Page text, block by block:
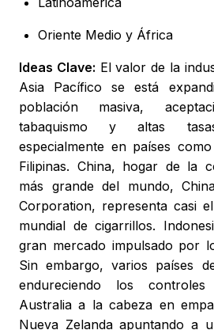
Oriente Medio y África
Ideas Clave: El valor de la
Asia Pacífico se está
población masiva,
tabaquismo y altas
especialmente en países
Filipinas. China, hogar de la
más grande del mundo,
Corporation, representa casi
mundial de cigarrillos.
gran mercado impulsado por
Sin embargo, varios países
endureciendo los
Australia a la cabeza en
Nueva Zelanda apuntando a